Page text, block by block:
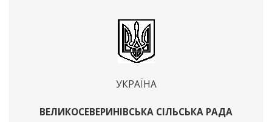
УКРАЇНА
ВЕЛИКОСЕВЕРИНІВСЬКА СІЛЬСЬКА РАДА